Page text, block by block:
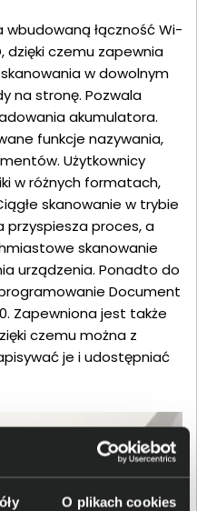
O plikach cookies
wbudowaną łączność Wi-
dzięki czemu zapewnia
w dowolnym
na stronę. Pozwala
akumulatora.
funkcje nazywania,
Użytkownicy
w różnych formatach,
skanowanie w trybie
proces, a
skanowanie
urządzenia. Ponadto do
Document
Zapewniona jest także
czemu można z
je i udostępniać